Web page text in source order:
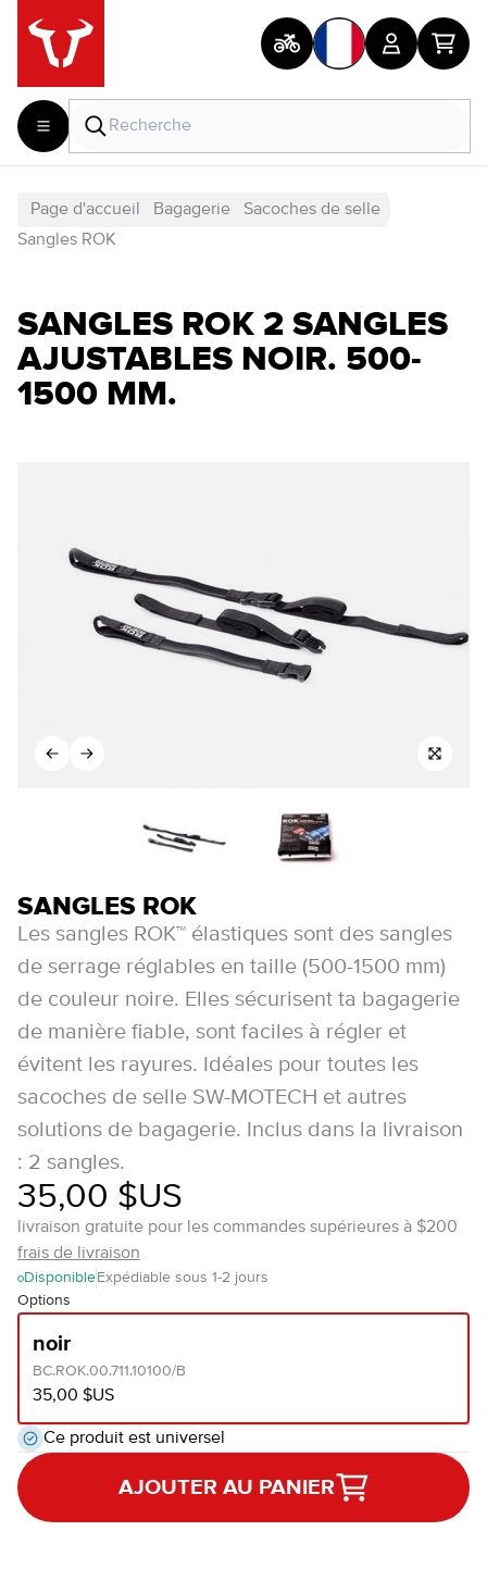
Page d'accueil Bagagerie
Sacoches de selle
Sangles ROK
SANGLES ROK 2 SANGLES
AJUSTABLES NOIR. 500-
1500 MM.
SANGLES ROK
Les sangles ROK™ élastiques sont des sangles
de serrage réglables en taille (500-1500 mm)
de couleur noire. Elles sécurisent ta bagagerie
de manière fiable, sont faciles à régler et
évitent les rayures. Idéales pour toutes les
sacoches de selle SW-MOTECH et autres
solutions de bagagerie. Inclus dans la livraison
: 2 sangles.
35,00 $US
livraison gratuite pour les commandes supérieures à $200
frais de livraison
Disponible Expédiable sous 1-2 jours
Options
noir
BC.ROK.00.711.10100/B
35,00 $US
Ce produit est universel
AJOUTER AU PANIER